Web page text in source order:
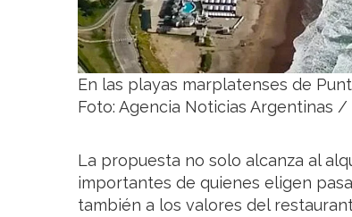
En las playas marplatenses de
Foto: Agencia Noticias Argentinas
La propuesta no solo alcanza al
importantes de quienes eligen
también a los valores del